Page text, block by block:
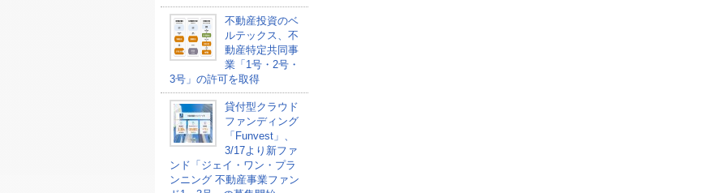
不動産投資のベ
ルテックス、不
動産特定共同事
業「1号・2号・
3号」の許可を取得
貸付型クラウド
ファンディング
「Funvest」、
3/17より新ファ
ンド「ジェイ・ワン・プラ
ンニング 不動産事業ファン